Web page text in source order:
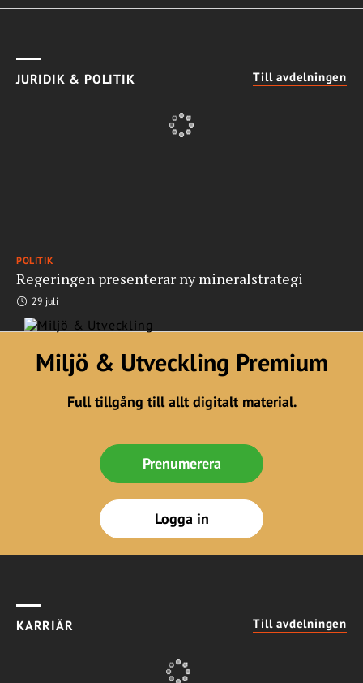
JURIDIK & POLITIK Till avdelningen
POLITIK
Regeringen presenterar ny mineralstrategi
29 juli
Miljö & Utveckling Premium
Full tillgång till allt digitalt material.
Prenumerera
Logga in
KARRIÄR Till avdelningen